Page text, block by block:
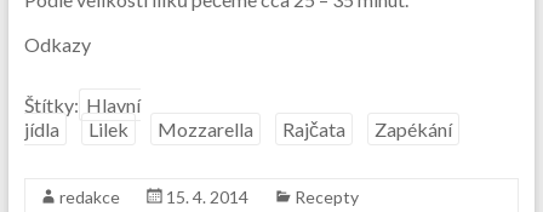
Odkazy
Štítky: Hlavní
jídla
Lilek Mozzarella Rajčata Zapékání
redakce 15. 4. 2014
Recepty